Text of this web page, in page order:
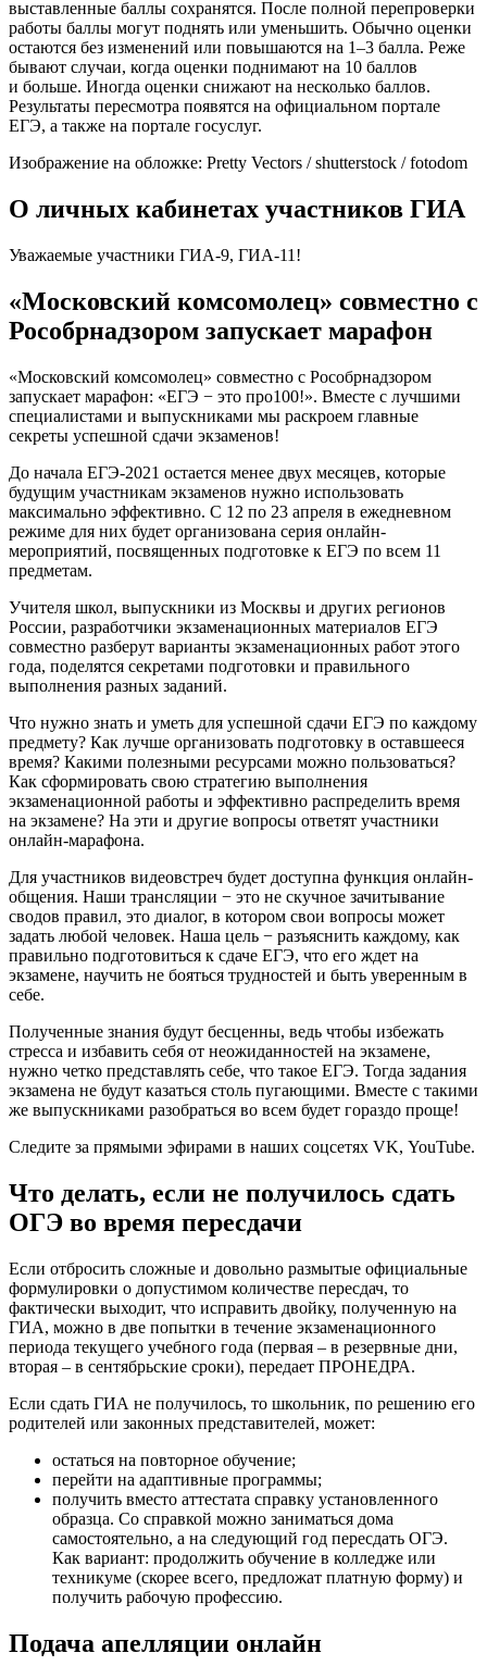
выставленные баллы сохранятся. После полной перепроверки
работы баллы могут поднять или уменьшить. Обычно оценки
остаются без изменений или повышаются на 1–3 балла. Реже
бывают случаи, когда оценки поднимают на 10 баллов
и больше. Иногда оценки снижают на несколько баллов.
Результаты пересмотра появятся на официальном портале
ЕГЭ, а также на портале госуслуг.
Изображение на обложке: Pretty Vectors / shutterstock / fotodom
О личных кабинетах участников ГИА
Уважаемые участники ГИА-9, ГИА-11!
«Московский комсомолец» совместно с
Рособрнадзором запускает марафон
«Московский комсомолец» совместно с Рособрнадзором
запускает марафон: «ЕГЭ − это про100!». Вместе с лучшими
специалистами и выпускниками мы раскроем главные
секреты успешной сдачи экзаменов!
До начала ЕГЭ-2021 остается менее двух месяцев, которые
будущим участникам экзаменов нужно использовать
максимально эффективно. С 12 по 23 апреля в ежедневном
режиме для них будет организована серия онлайн-
мероприятий, посвященных подготовке к ЕГЭ по всем 11
предметам.
Учителя школ, выпускники из Москвы и других регионов
России, разработчики экзаменационных материалов ЕГЭ
совместно разберут варианты экзаменационных работ этого
года, поделятся секретами подготовки и правильного
выполнения разных заданий.
Что нужно знать и уметь для успешной сдачи ЕГЭ по каждому
предмету? Как лучше организовать подготовку в оставшееся
время? Какими полезными ресурсами можно пользоваться?
Как сформировать свою стратегию выполнения
экзаменационной работы и эффективно распределить время
на экзамене? На эти и другие вопросы ответят участники
онлайн-марафона.
Для участников видеовстреч будет доступна функция онлайн-
общения. Наши трансляции − это не скучное зачитывание
сводов правил, это диалог, в котором свои вопросы может
задать любой человек. Наша цель − разъяснить каждому, как
правильно подготовиться к сдаче ЕГЭ, что его ждет на
экзамене, научить не бояться трудностей и быть уверенным в
себе.
Полученные знания будут бесценны, ведь чтобы избежать
стресса и избавить себя от неожиданностей на экзамене,
нужно четко представлять себе, что такое ЕГЭ. Тогда задания
экзамена не будут казаться столь пугающими. Вместе с такими
же выпускниками разобраться во всем будет гораздо проще!
Следите за прямыми эфирами в наших соцсетях VK, YouTube.
Что делать, если не получилось сдать
ОГЭ во время пересдачи
Если отбросить сложные и довольно размытые официальные
формулировки о допустимом количестве пересдач, то
фактически выходит, что исправить двойку, полученную на
ГИА, можно в две попытки в течение экзаменационного
периода текущего учебного года (первая – в резервные дни,
вторая – в сентябрьские сроки), передает ПРОНЕДРА.
Если сдать ГИА не получилось, то школьник, по решению его
родителей или законных представителей, может:
остаться на повторное обучение;
перейти на адаптивные программы;
получить вместо аттестата справку установленного
образца. Со справкой можно заниматься дома
самостоятельно, а на следующий год пересдать ОГЭ.
Как вариант: продолжить обучение в колледже или
техникуме (скорее всего, предложат платную форму) и
получить рабочую профессию.
Подача апелляции онлайн